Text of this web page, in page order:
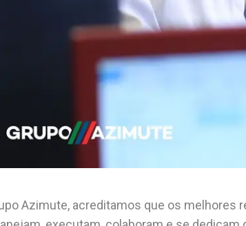
Azimute, acreditamos que os